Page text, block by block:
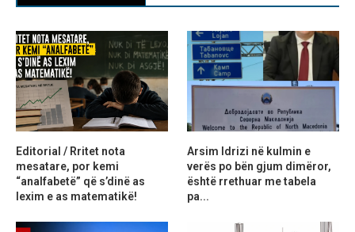
Editorial / Rritet nota
mesatare, por kemi
“analfabetë” që s’dinë as
lexim e as matematikë!
Arsim Idrizi në kulmin e
verës po bën gjum dimëror,
është rrethuar me tabela
pa...